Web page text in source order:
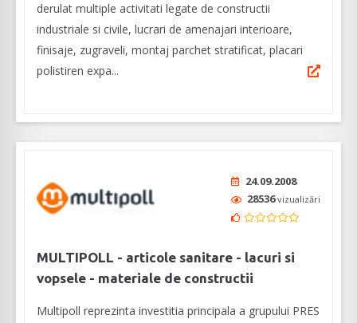
derulat multiple activitati legate de constructii
industriale si civile, lucrari de amenajari interioare,
finisaje, zugraveli, montaj parchet stratificat, placari
polistiren expa...
24.09.2008
28536vizualizări
MULTIPOLL - articole sanitare - lacuri si
vopsele - materiale de constructii
Multipoll reprezinta investitia principala a grupului PRES